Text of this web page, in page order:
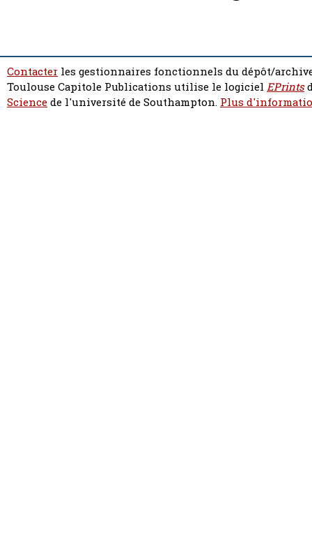
Contacter les gestionnaires fonctionnels du dépôt/
Toulouse Capitole Publications utilise le logiciel EPrints
Sciencede l'université de Southampton. Plus